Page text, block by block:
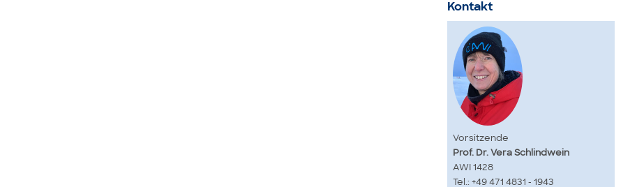
Kontakt
Vorsitzende
Prof. Dr. Vera Schlindwein
AWI 1428
Tel.: +49 471 4831 - 1943